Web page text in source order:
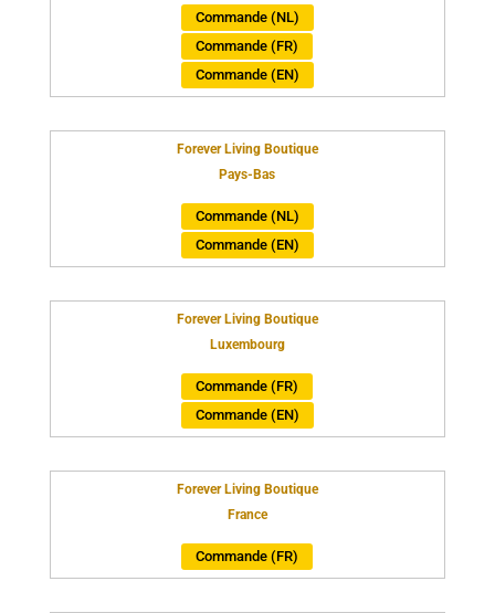
Commande (NL)
Commande (FR)
Commande (EN)
Forever Living Boutique
Pays-Bas
Commande (NL)
Commande (EN)
Forever Living Boutique
Luxembourg
Commande (FR)
Commande (EN)
Forever Living Boutique
France
Commande (FR)